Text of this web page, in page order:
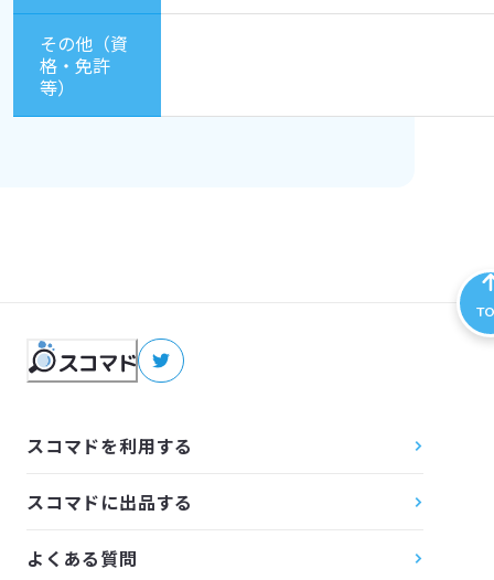
その他（資
格・免許
等）
スコマドを利用する
スコマドに出品する
よくある質問